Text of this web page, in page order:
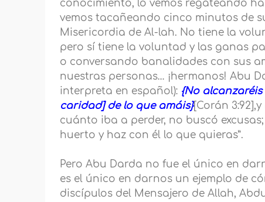
conocimiento, lo vemos regateando
vemos tacañeando cinco minutos de
Misericordia de Al-lah. No tiene la
pero sí tiene la voluntad y las ganas
o conversando banalidades con sus
nuestras personas… ¡hermanos! Abu
interpreta en español): {No
caridad] de lo que amáis}[Corán
cuánto iba a perder, no buscó
huerto y haz con él lo que quieras”.
Pero Abu Darda no fue el único en
es el único en darnos un ejemplo de
discípulos del Mensajero de Allah,